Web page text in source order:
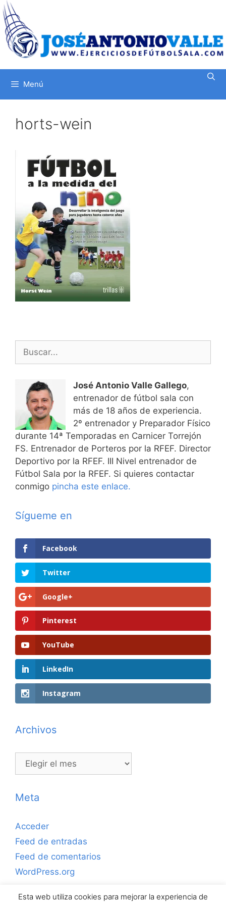
Saltar
al
contenido
Menú
horts-wein
Buscar:
José Antonio Valle Gallego,
entrenador de fútbol sala con
más de 18 años de experiencia.
2º entrenador y Preparador Físico
durante 14ª Temporadas en Carnicer Torrejón
FS. Entrenador de Porteros por la RFEF. Director
Deportivo por la RFEF. III Nivel entrenador de
Fútbol Sala por la RFEF. Si quieres contactar
conmigo pincha este enlace.
Sígueme en
Facebook
Twitter
Google+
Pinterest
YouTube
LinkedIn
Instagram
Archivos
Archivos
Meta
Acceder
Feed de entradas
Feed de comentarios
WordPress.org
Esta web utiliza cookies para mejorar la experiencia de